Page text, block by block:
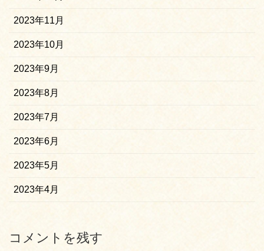
2023年11月
2023年10月
2023年9月
2023年8月
2023年7月
2023年6月
2023年5月
2023年4月
コメントを残す